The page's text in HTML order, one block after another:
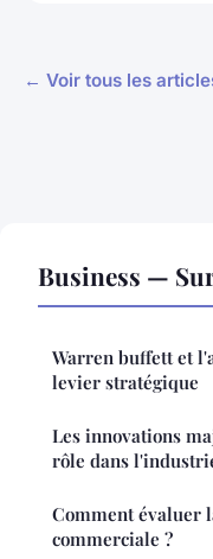
← Voir tous les
Business —
Warren buffett et
levier stratégique
Les innovations
rôle dans
Comment évaluer
commerciale ?